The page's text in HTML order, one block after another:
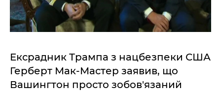
Ексрадник Трампа з нацбезпеки США
Герберт Мак-Мастер заявив, що
Вашингтон просто зобов'язаний